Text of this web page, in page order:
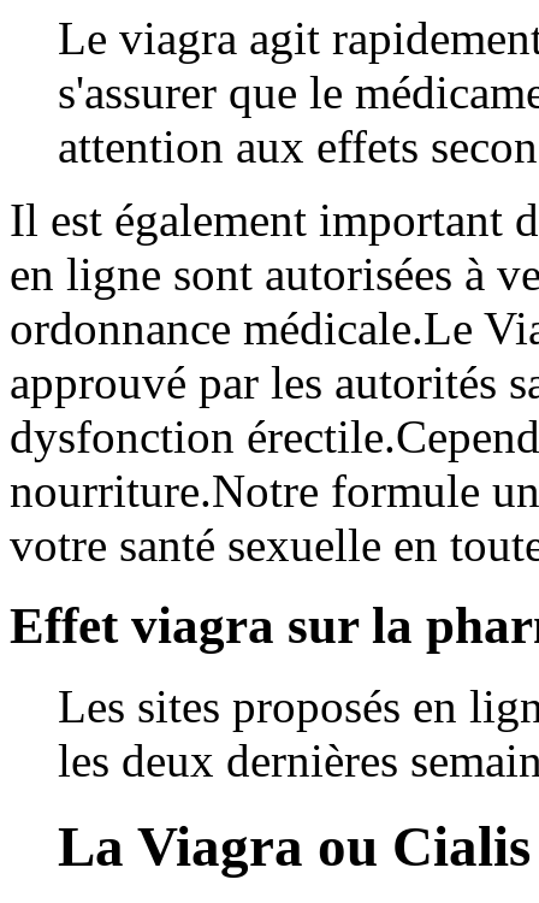
Le viagra agit
s'assurer que le
attention aux effets
Il est également important
en ligne sont autorisées à
ordonnance médicale.Le
approuvé par les autorités
dysfonction
nourriture.Notre formule
votre santé sexuelle en
Effet viagra sur la
Les sites proposés en
les deux dernières
La Viagra ou Cialis